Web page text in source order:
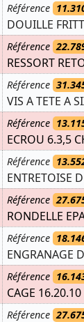
Référence
DOUILLE
Référence
RESSORT
Référence
VIS A TETE A
Référence
ECROU 6.3,5
Référence
ENTRETOISE
Référence
RONDELLE
Référence
ENGRANAGE
Référence
CAGE 16.20.10
Référence